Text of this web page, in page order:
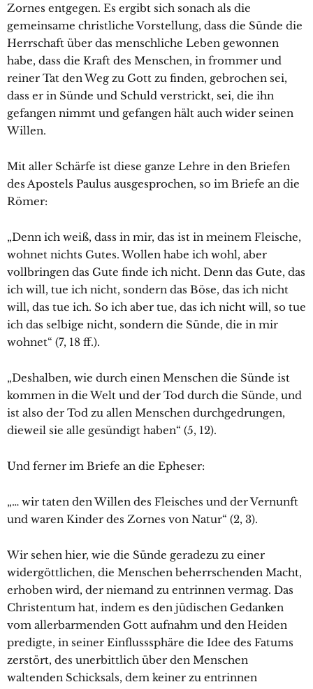
Zornes entgegen. Es ergibt sich sonach als die
gemeinsame christliche Vorstellung, dass die Sünde die
Herrschaft über das menschliche Leben gewonnen
habe, dass die Kraft des Menschen, in frommer und
reiner Tat den Weg zu Gott zu finden, gebrochen sei,
dass er in Sünde und Schuld verstrickt, sei, die ihn
gefangen nimmt und gefangen hält auch wider seinen
Willen.
Mit aller Schärfe ist diese ganze Lehre in den Briefen
des Apostels Paulus ausgesprochen, so im Briefe an die
Römer:
„Denn ich weiß, dass in mir, das ist in meinem Fleische,
wohnet nichts Gutes. Wollen habe ich wohl, aber
vollbringen das Gute finde ich nicht. Denn das Gute, das
ich will, tue ich nicht, sondern das Böse, das ich nicht
will, das tue ich. So ich aber tue, das ich nicht will, so tue
ich das selbige nicht, sondern die Sünde, die in mir
wohnet“ (7, 18 ff.).
„Deshalben, wie durch einen Menschen die Sünde ist
kommen in die Welt und der Tod durch die Sünde, und
ist also der Tod zu allen Menschen durchgedrungen,
dieweil sie alle gesündigt haben“ (5, 12).
Und ferner im Briefe an die Epheser:
„… wir taten den Willen des Fleisches und der Vernunft
und waren Kinder des Zornes von Natur“ (2, 3).
Wir sehen hier, wie die Sünde geradezu zu einer
widergöttlichen, die Menschen beherrschenden Macht,
erhoben wird, der niemand zu entrinnen vermag. Das
Christentum hat, indem es den jüdischen Gedanken
vom allerbarmenden Gott aufnahm und den Heiden
predigte, in seiner Einflusssphäre die Idee des Fatums
zerstört, des unerbittlich über den Menschen
waltenden Schicksals, dem keiner zu entrinnen